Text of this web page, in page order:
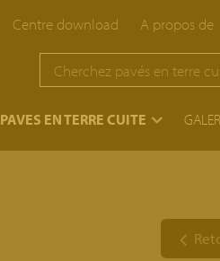
Centre download A propos de
PAVES EN TERRE CUITE